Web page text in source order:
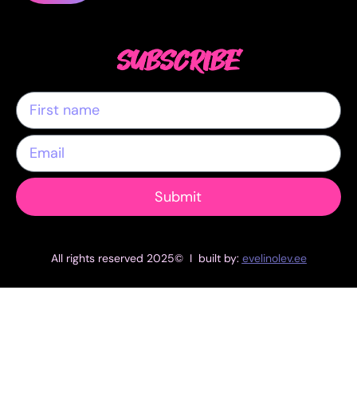
SUBSCRIBE
Submit
All rights reserved 2025© I built by: evelinolev.ee